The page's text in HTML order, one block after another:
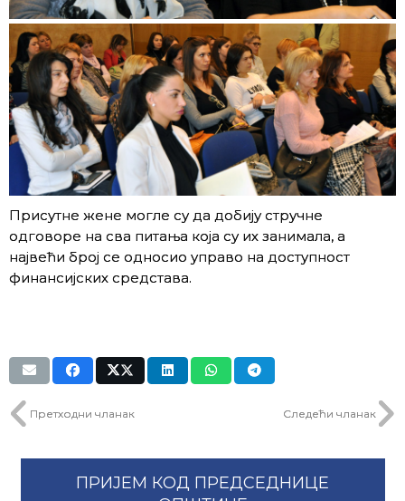
Присутне жене могле су да добију стручне
одговоре на сва питања која су их занимала, а
највећи број се односио управо на доступност
финансијских средстава.
Претходни чланак Следећи чланак
ПРИЈЕМ КОД ПРЕДСЕДНИЦЕ